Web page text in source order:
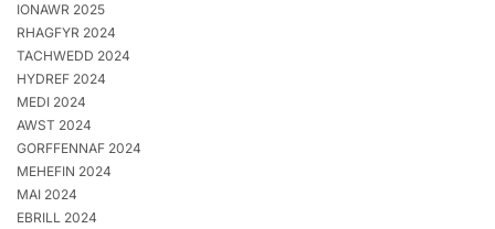
IONAWR 2025
RHAGFYR 2024
TACHWEDD 2024
HYDREF 2024
MEDI 2024
AWST 2024
GORFFENNAF 2024
MEHEFIN 2024
MAI 2024
EBRILL 2024